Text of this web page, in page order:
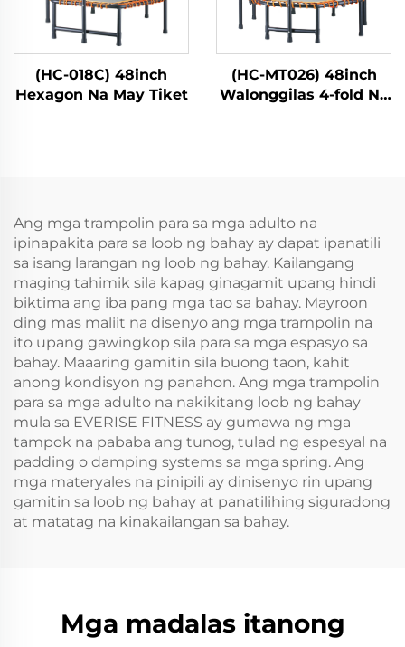
(HC-018C) 48inch
Hexagon Na May Tiket
(HC-MT026) 48inch
Walonggilas 4-fold Na
Ang mga trampolin para sa mga adulto na
ipinapakita para sa loob ng bahay ay dapat ipanatili
sa isang larangan ng loob ng bahay. Kailangang
maging tahimik sila kapag ginagamit upang hindi
biktima ang iba pang mga tao sa bahay. Mayroon
ding mas maliit na disenyo ang mga trampolin na
ito upang gawingkop sila para sa mga espasyo sa
bahay. Maaaring gamitin sila buong taon, kahit
anong kondisyon ng panahon. Ang mga trampolin
para sa mga adulto na nakikitang loob ng bahay
mula sa EVERISE FITNESS ay gumawa ng mga
tampok na pababa ang tunog, tulad ng espesyal na
padding o damping systems sa mga spring. Ang
mga materyales na pinipili ay dinisenyo rin upang
gamitin sa loob ng bahay at panatilihing siguradong
at matatag na kinakailangan sa bahay.
Mga madalas itanong